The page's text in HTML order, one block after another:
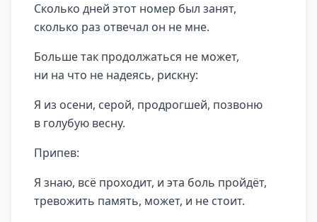
Сколько дней этот номер был занят,
сколько раз отвечал он не мне.
Больше так продолжаться не может,
ни на что не надеясь, рискну:
Я из осени, серой, продрогшей, позвоню
в голубую весну.
Припев:
Я знаю, всё проходит, и эта боль пройдёт,
тревожить память, может, и не стоит.